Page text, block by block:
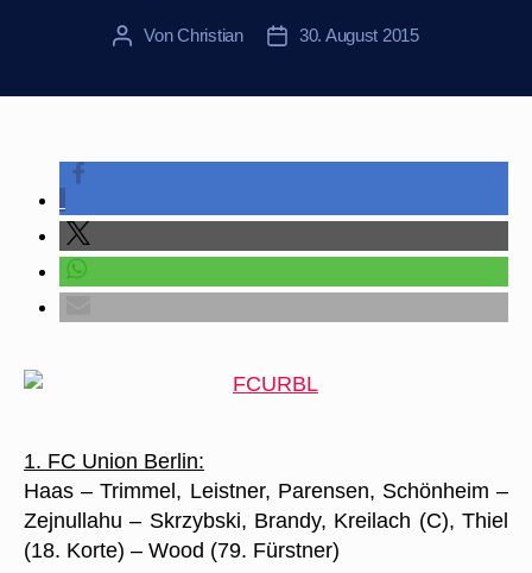
Beitragsautor
VonChristian Veröffentlichungsdatum
30. August 2015
1. FC Union Berlin:
Haas – Trimmel, Leistner, Parensen, Schönheim –
Zejnullahu – Skrzybski, Brandy, Kreilach (C), Thiel
(18. Korte) – Wood (79. Fürstner)